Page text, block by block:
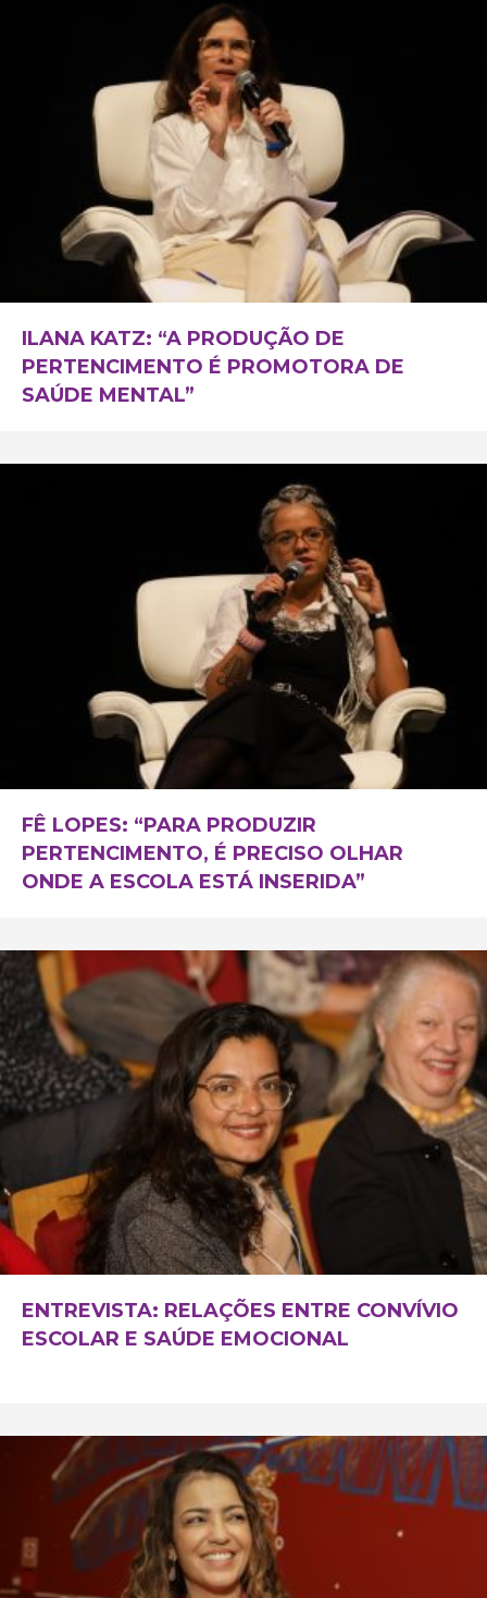
ILANA KATZ: “A PRODUÇÃO DE
PERTENCIMENTO É PROMOTORA DE
SAÚDE MENTAL”
FÊ LOPES: “PARA PRODUZIR
PERTENCIMENTO, É PRECISO OLHAR
ONDE A ESCOLA ESTÁ INSERIDA”
ENTREVISTA: RELAÇÕES ENTRE CONVÍVIO
ESCOLAR E SAÚDE EMOCIONAL